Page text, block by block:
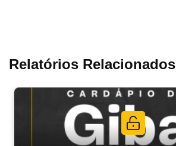
Relatórios Relacionados